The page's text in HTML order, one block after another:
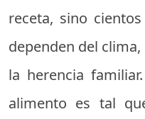
receta, sino
dependen del
la herencia
alimento es tal